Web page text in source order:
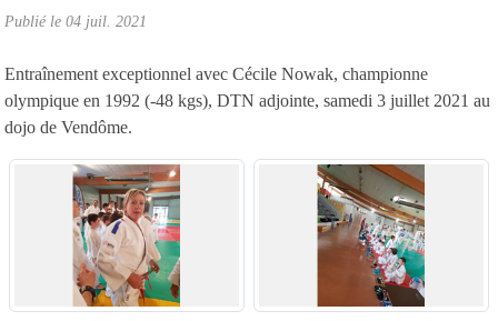
Publié le 04 juil. 2021
Entraînement exceptionnel avec Cécile Nowak, championne
olympique en 1992 (-48 kgs), DTN adjointe, samedi 3 juillet 2021 au
dojo de Vendôme.